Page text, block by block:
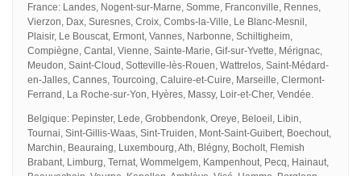
France: Landes, Nogent-sur-Marne, Somme, Franconville, Rennes,
Vierzon, Dax, Suresnes, Croix, Combs-la-Ville, Le Blanc-Mesnil,
Plaisir, Le Bouscat, Ermont, Vannes, Narbonne, Schiltigheim,
Compiègne, Cantal, Vienne, Sainte-Marie, Gif-sur-Yvette, Mérignac,
Meudon, Saint-Cloud, Sotteville-lès-Rouen, Wattrelos, Saint-Médard-
en-Jalles, Cannes, Tourcoing, Caluire-et-Cuire, Marseille, Clermont-
Ferrand, La Roche-sur-Yon, Hyères, Massy, Loir-et-Cher, Vendée.
Belgique: Pepinster, Lede, Grobbendonk, Oreye, Beloeil, Libin,
Tournai, Sint-Gillis-Waas, Sint-Truiden, Mont-Saint-Guibert, Boechout,
Marchin, Beauraing, Luxembourg, Ath, Blégny, Bocholt, Flemish
Brabant, Limburg, Ternat, Wommelgem, Kampenhout, Pecq, Hainaut,